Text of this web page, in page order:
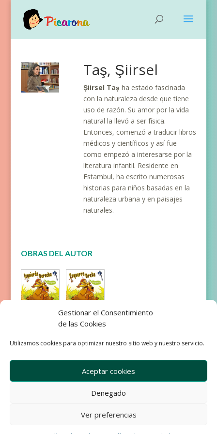
Gestionar el Consentimiento
de las Cookies
Utilizamos cookies para optimizar nuestro sitio web y nuestro servicio.
Aceptar cookies
Denegado
Ver preferencias
Taş, Şiirsel
Şiirsel Taş ha estado fascinada
con la naturaleza desde que tiene
uso de razón. Su amor por la vida
natural la llevó a ser física.
Entonces, comenzó a traducir libros
médicos y científicos y así fue
como empezó a interesarse por la
literatura infantil. Residente en
Estambul, ha escrito numerosas
historias para niños basadas en la
naturaleza urbana y en paisajes
naturales.
OBRAS DEL AUTOR
Esquerra
Dreta
Aviso Legal
Condiciones de Venta